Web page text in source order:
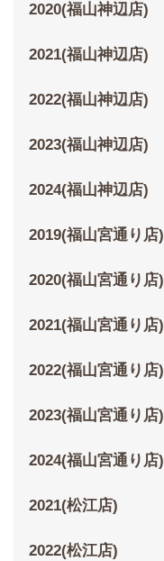
2020(福山神辺店)
2021(福山神辺店)
2022(福山神辺店)
2023(福山神辺店)
2024(福山神辺店)
2019(福山宮通り店)
2020(福山宮通り店)
2021(福山宮通り店)
2022(福山宮通り店)
2023(福山宮通り店)
2024(福山宮通り店)
2021(松江店)
2022(松江店)